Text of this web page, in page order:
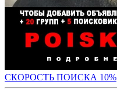
СКОРОСТЬ ПОИСКА 10%